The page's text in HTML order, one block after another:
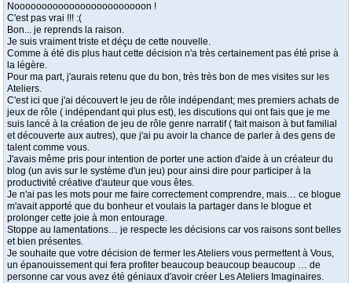
Noooooooooooooooooooooooon !
C'est pas vrai !!! :(
Bon... je reprends la raison.
Je suis vraiment triste et déçu de cette nouvelle.
Comme à été dis plus haut cette décision n'a très certainement pas été prise à
la légère.
Pour ma part, j'aurais retenu que du bon, très très bon de mes visites sur les
Ateliers.
C'est ici que j'ai découvert le jeu de rôle indépendant; mes premiers achats de
jeux de rôle ( indépendant qui plus est), les discutions qui ont fais que je me
suis lancé à la création de jeu de rôle genre narratif ( fait maison à but familial
et découverte aux autres), que j'ai pu avoir la chance de parler à des gens de
talent comme vous.
J'avais même pris pour intention de porter une action d'aide à un créateur du
blog (un avis sur le système d'un jeu) pour ainsi dire pour participer à la
productivité créative d'auteur que vous êtes.
Je n'ai pas les mots pour me faire correctement comprendre, mais… ce blogue
m'avait apporté que du bonheur et voulais la partager dans le blogue et
prolonger cette joie à mon entourage.
Stoppe au lamentations… je respecte les décisions car vos raisons sont belles
et bien présentes.
Je souhaite que votre décision de fermer les Ateliers vous permettent à Vous,
un épanouissement qui fera profiter beaucoup beaucoup beaucoup … de
personne car vous avez été géniaux d'avoir créer Les Ateliers Imaginaires.